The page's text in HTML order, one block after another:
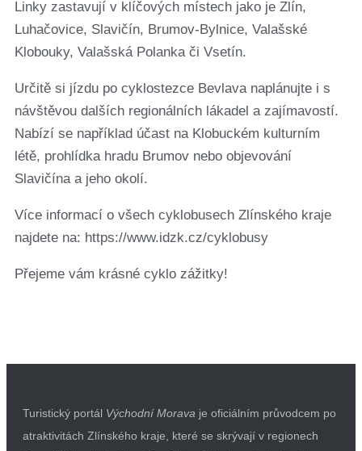
Linky zastavují v klíčových místech jako je Zlín,
Luhačovice, Slavičín, Brumov-Bylnice, Valašské
Klobouky, Valašská Polanka či Vsetín.
Určitě si jízdu po cyklostezce Bevlava naplánujte i s
návštěvou dalších regionálních lákadel a zajímavostí.
Nabízí se například účast na Klobuckém kulturním
létě, prohlídka hradu Brumov nebo objevování
Slavičína a jeho okolí.
Více informací o všech cyklobusech Zlínského kraje
najdete na: https://www.idzk.cz/cyklobusy
Přejeme vám krásné cyklo zážitky!
Turistický portál Východní Morava je oficiálním průvodcem po
atraktivitách Zlínského kraje, které se skrývají v regionech